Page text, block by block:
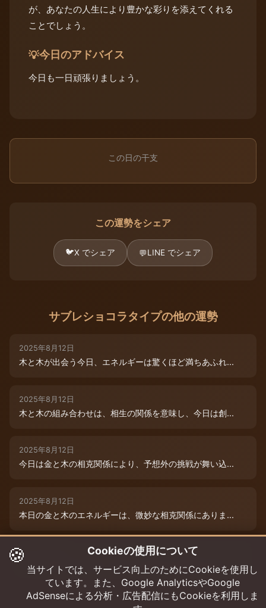
が、あなたの人生により豊かな彩りを添えてくれる
ことでしょう。
💡今日のアドバイス
今日も一日頑張りましょう。
この日の干支
この運勢をシェア
🐦X でシェア 💬LINE でシェア
サブレショコラタイプの他の運勢
2025年8月12日
木と木が出会う今日、エネルギーは驚くほど満ちあふれ...
2025年8月12日
木と木の組み合わせは、相生の関係を意味し、今日は創...
2025年8月12日
今日は金と木の相克関係により、予想外の挑戦が舞い込...
2025年8月12日
本日の金と木のエネルギーは、微妙な相克関係にありま...
2025年8月9日
木と木が寄り添う今日、あなたの創造性は最高潮に達し...
🍪 Cookieの使用について
当サイトでは、サービス向上のためにCookieを使用し
ています。また、Google AnalyticsやGoogle
AdSenseによる分析・広告配信にもCookieを利用しま